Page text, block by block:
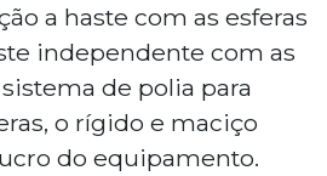
a haste com as esferas
independente com as
de polia para
o rígido e maciço
do equipamento.